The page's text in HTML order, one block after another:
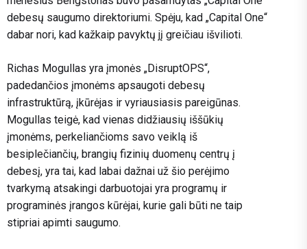
debesų saugumo direktoriumi. Spėju, kad „Capital One“
dabar nori, kad kažkaip pavyktų jį greičiau išvilioti.
Richas Mogullas yra įmonės „DisruptOPS“,
padedančios įmonėms apsaugoti debesų
infrastruktūrą, įkūrėjas ir vyriausiasis pareigūnas.
Mogullas teigė, kad vienas didžiausių iššūkių
įmonėms, perkeliančioms savo veiklą iš
besiplečiančių, brangių fizinių duomenų centrų į
debesį, yra tai, kad labai dažnai už šio perėjimo
tvarkymą atsakingi darbuotojai yra programų ir
programinės įrangos kūrėjai, kurie gali būti ne taip
stipriai apimti saugumo.